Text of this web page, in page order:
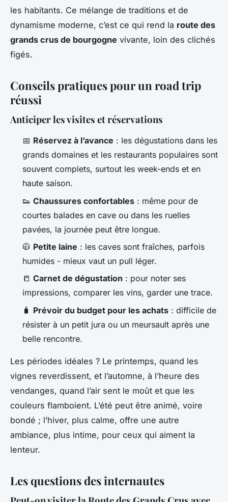
les habitants. Ce mélange de traditions et de
dynamisme moderne, c’est ce qui rend la route des
grands crus de bourgogne vivante, loin des clichés
figés.
Conseils pratiques pour un road trip
réussi
Anticiper les visites et réservations
📅 Réservez à l’avance : les dégustations dans les
grands domaines et les restaurants populaires sont
souvent complets, surtout les week-ends et en
haute saison.
👟 Chaussures confortables : même pour de
courtes balades en cave ou dans les ruelles
pavées, la journée peut être longue.
🧥 Petite laine : les caves sont fraîches, parfois
humides - mieux vaut un pull léger.
📒 Carnet de dégustation : pour noter ses
impressions, comparer les vins, garder une trace.
🧳 Prévoir du budget pour les achats : difficile de
résister à un petit jura ou un meursault après une
belle rencontre.
Les périodes idéales ? Le printemps, quand les
vignes reverdissent, et l’automne, à l’heure des
vendanges, quand l’air sent le moût et que les
couleurs flamboient. L’été peut être animé, voire
bondé ; l’hiver, plus calme, offre une autre
ambiance, plus intime, pour ceux qui aiment la
lenteur.
Les questions des internautes